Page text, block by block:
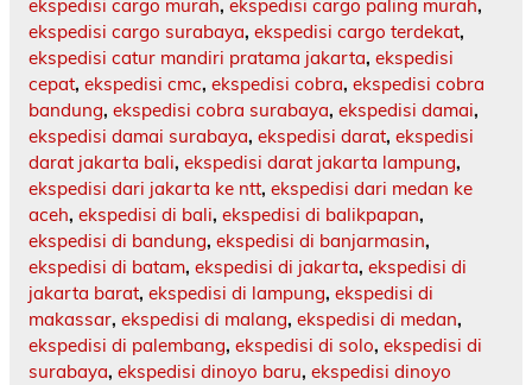
ekspedisi cargo murah, ekspedisi cargo paling murah,
ekspedisi cargo surabaya, ekspedisi cargo terdekat,
ekspedisi catur mandiri pratama jakarta, ekspedisi
cepat, ekspedisi cmc, ekspedisi cobra, ekspedisi cobra
bandung, ekspedisi cobra surabaya, ekspedisi damai,
ekspedisi damai surabaya, ekspedisi darat, ekspedisi
darat jakarta bali, ekspedisi darat jakarta lampung,
ekspedisi dari jakarta ke ntt, ekspedisi dari medan ke
aceh, ekspedisi di bali, ekspedisi di balikpapan,
ekspedisi di bandung, ekspedisi di banjarmasin,
ekspedisi di batam, ekspedisi di jakarta, ekspedisi di
jakarta barat, ekspedisi di lampung, ekspedisi di
makassar, ekspedisi di malang, ekspedisi di medan,
ekspedisi di palembang, ekspedisi di solo, ekspedisi di
surabaya, ekspedisi dinoyo baru, ekspedisi dinoyo